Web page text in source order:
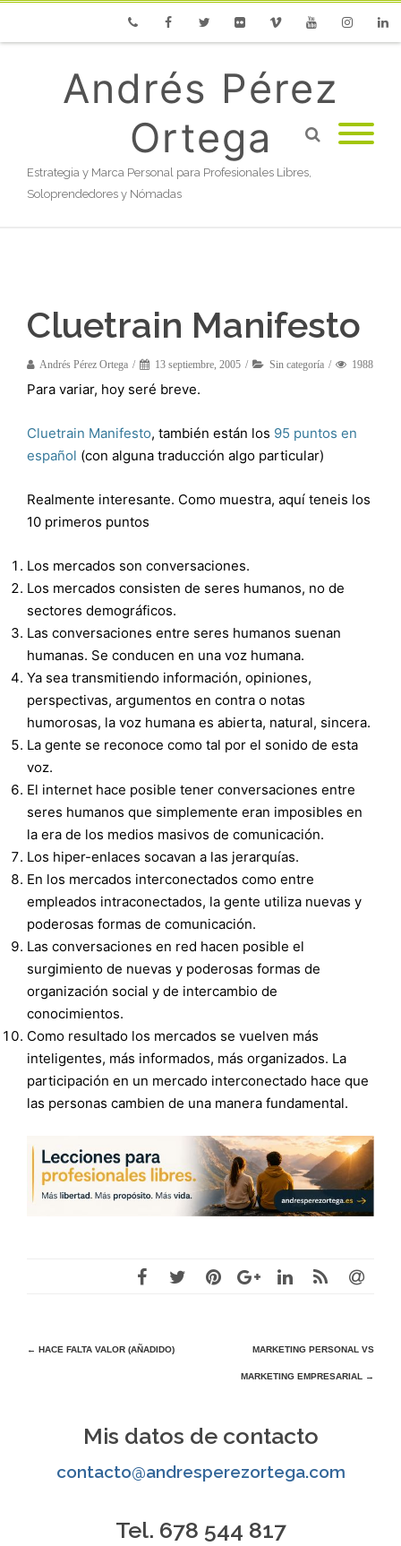
Andrés Pérez
Ortega
Estrategia y Marca Personal para Profesionales Libres,
Soloprendedores y Nómadas
Cluetrain Manifesto
Andrés Pérez Ortega 13 septiembre, 2005 Sin categoría 1988
Para variar, hoy seré breve.
Cluetrain Manifesto, también están los 95 puntos en
español (con alguna traducción algo particular)
Realmente interesante. Como muestra, aquí teneis los
10 primeros puntos
Los mercados son conversaciones.
Los mercados consisten de seres humanos, no de
sectores demográficos.
Las conversaciones entre seres humanos suenan
humanas. Se conducen en una voz humana.
Ya sea transmitiendo información, opiniones,
perspectivas, argumentos en contra o notas
humorosas, la voz humana es abierta, natural, sincera.
La gente se reconoce como tal por el sonido de esta
voz.
El internet hace posible tener conversaciones entre
seres humanos que simplemente eran imposibles en
la era de los medios masivos de comunicación.
Los hiper-enlaces socavan a las jerarquías.
En los mercados interconectados como entre
empleados intraconectados, la gente utiliza nuevas y
poderosas formas de comunicación.
Las conversaciones en red hacen posible el
surgimiento de nuevas y poderosas formas de
organización social y de intercambio de
conocimientos.
Como resultado los mercados se vuelven más
inteligentes, más informados, más organizados. La
participación en un mercado interconectado hace que
las personas cambien de una manera fundamental.
Navegación
← HACE FALTA VALOR (AÑADIDO) MARKETING PERSONAL VS
MARKETING EMPRESARIAL →
Mis datos de contacto
contacto@andresperezortega.com
Tel. 678 544 817